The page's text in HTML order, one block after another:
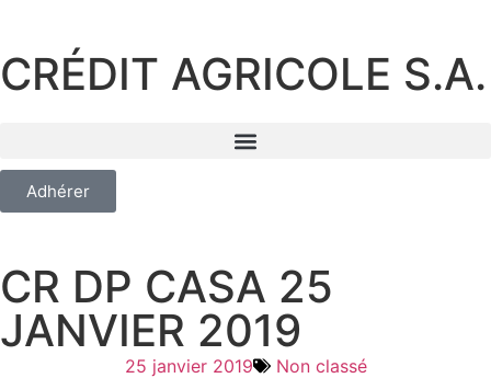
CRÉDIT AGRICOLE S.A.
Adhérer
CR DP CASA 25
JANVIER 2019
25 janvier 2019 Non classé